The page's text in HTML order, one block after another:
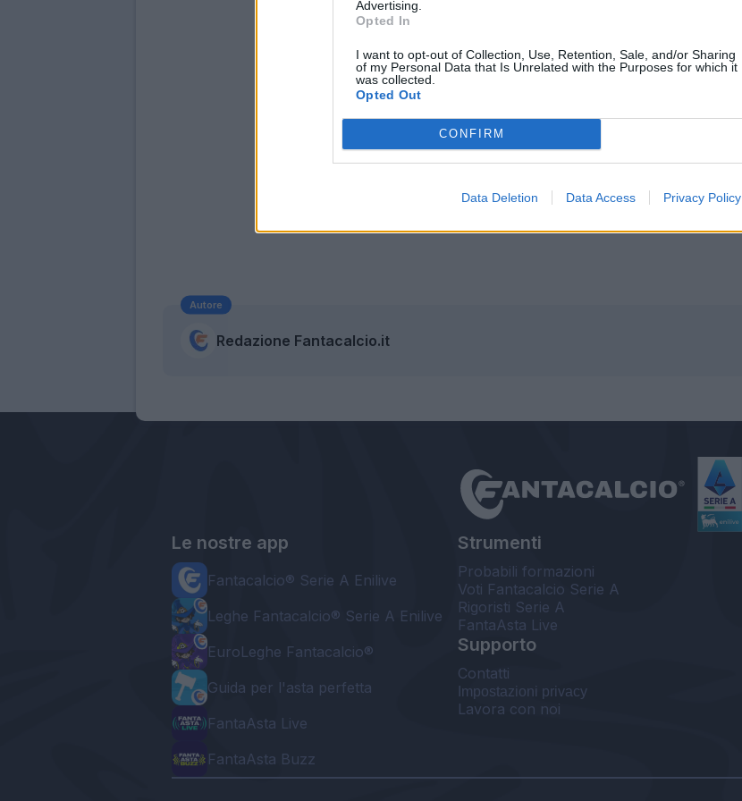
Advertising.
Opted In
I want to opt-out of Collection, Use, Retention, Sale, and/or Sharing
of my Personal Data that Is Unrelated with the Purposes for which it
was collected.
Opted Out
CONFIRM
Data Deletion Data Access Privacy Policy
Autore
Redazione Fantacalcio.it
Le nostre app
Fantacalcio® Serie A Enilive
Leghe Fantacalcio® Serie A Enilive
EuroLeghe Fantacalcio®
Guida per l'asta perfetta
FantaAsta Live
FantaAsta Buzz
Strumenti
Probabili formazioni
Voti Fantacalcio Serie A
Rigoristi Serie A
FantaAsta Live
Supporto
Contatti
Impostazioni privacy
Lavora con noi